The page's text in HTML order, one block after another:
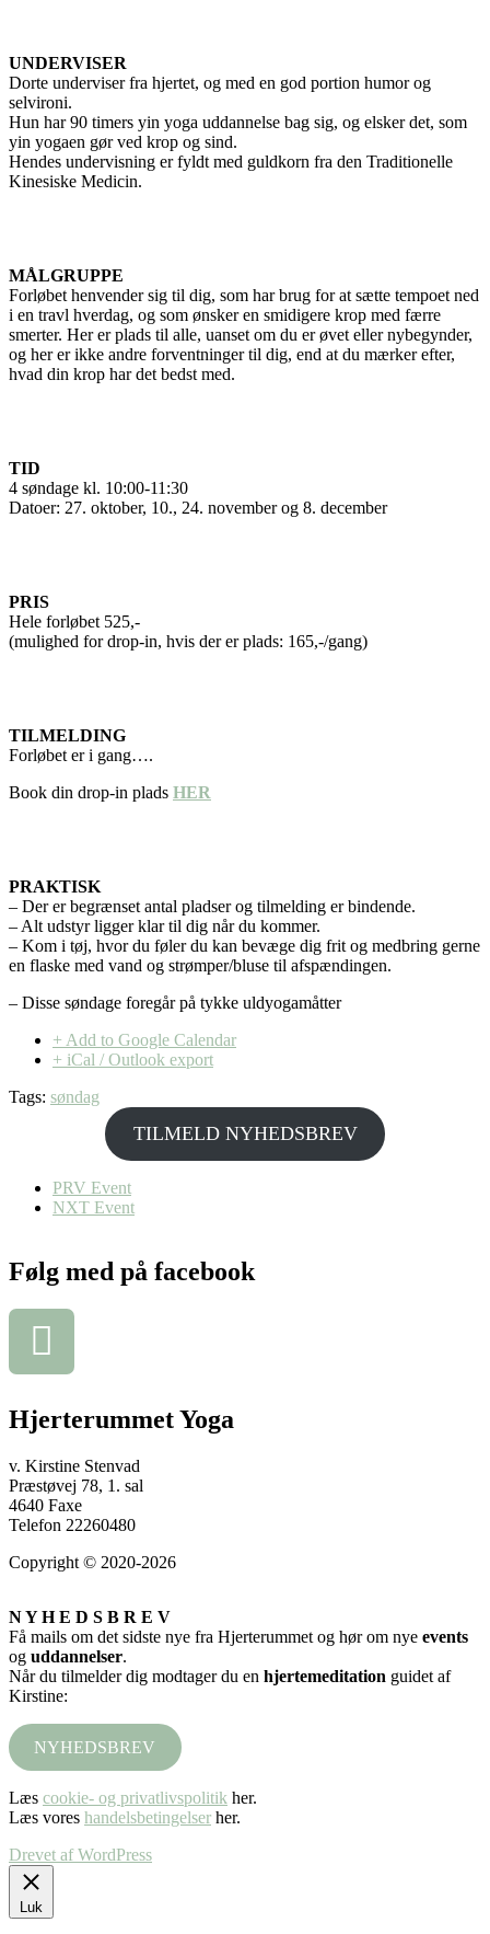
UNDERVISER
Dorte underviser fra hjertet, og med en god portion humor og
selvironi.
Hun har 90 timers yin yoga uddannelse bag sig, og elsker det, som
yin yogaen gør ved krop og sind.
Hendes undervisning er fyldt med guldkorn fra den Traditionelle
Kinesiske Medicin.
MÅLGRUPPE
Forløbet henvender sig til dig, som har brug for at sætte tempoet ned
i en travl hverdag, og som ønsker en smidigere krop med færre
smerter. Her er plads til alle, uanset om du er øvet eller nybegynder,
og her er ikke andre forventninger til dig, end at du mærker efter,
hvad din krop har det bedst med.
TID
4 søndage kl. 10:00-11:30
Datoer: 27. oktober, 10., 24. november og 8. december
PRIS
Hele forløbet 525,-
(mulighed for drop-in, hvis der er plads: 165,-/gang)
TILMELDING
Forløbet er i gang….
Book din drop-in plads HER
PRAKTISK
– Der er begrænset antal pladser og tilmelding er bindende.
– Alt udstyr ligger klar til dig når du kommer.
– Kom i tøj, hvor du føler du kan bevæge dig frit og medbring gerne
en flaske med vand og strømper/bluse til afspændingen.
– Disse søndage foregår på tykke uldyogamåtter
+ Add to Google Calendar
+ iCal / Outlook export
Tags: søndag
TILMELD NYHEDSBREV
PRV Event
NXT Event
Følg med på facebook
Hjerterummet Yoga
v. Kirstine Stenvad
Præstøvej 78, 1. sal
4640 Faxe
Telefon 22260480
Copyright © 2020-2026
N Y H E D S B R E V
Få mails om det sidste nye fra Hjerterummet og hør om nye events
og uddannelser.
Når du tilmelder dig modtager du en hjertemeditation guidet af
Kirstine:
NYHEDSBREV
Læs cookie- og privatlivspolitik her.
Læs vores handelsbetingelser her.
Drevet af WordPress
Luk